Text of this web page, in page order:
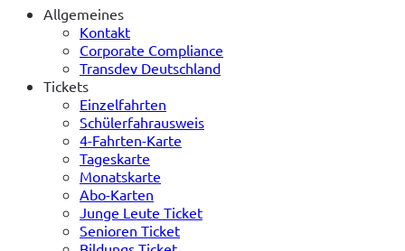
Allgemeines
Kontakt
Corporate Compliance
Transdev Deutschland
Tickets
Einzelfahrten
Schülerfahrausweis
4-Fahrten-Karte
Tageskarte
Monatskarte
Abo-Karten
Junge Leute Ticket
Senioren Ticket